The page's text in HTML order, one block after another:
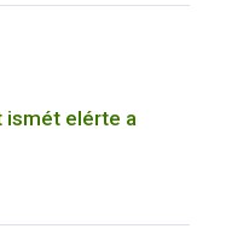
ismét elérte a